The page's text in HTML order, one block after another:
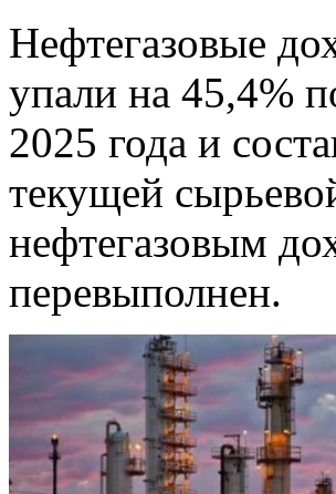
Нефтегазовые
упали на 45,4%
2025 года и
текущей
нефтегазовым
перевыполнен.